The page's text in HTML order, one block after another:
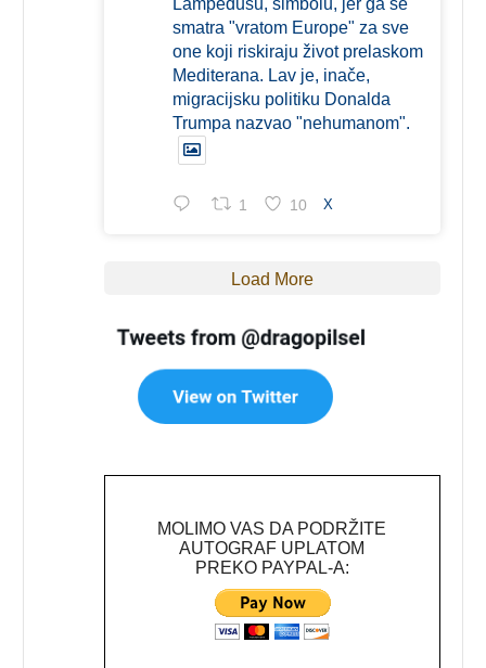
smatra "vratom Europe" za sve
one koji riskiraju život prelaskom
Mediterana. Lav je, inače,
migracijsku politiku Donalda
Trumpa nazvao "nehumanom".
1 10 X
Load More
MOLIMO VAS DA PODRŽITE
AUTOGRAF UPLATOM
PREKO PAYPAL-A: